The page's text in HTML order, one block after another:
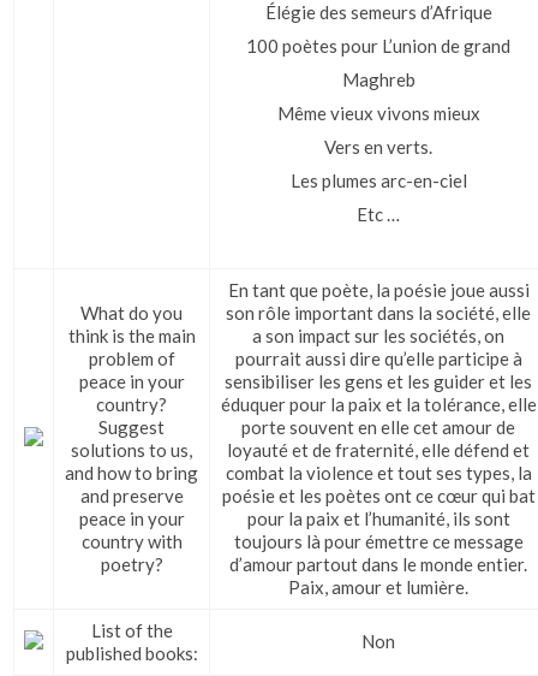
Élégie des semeurs d’Afrique
100 poètes pour L’union de grand
Maghreb
Même vieux vivons mieux
Vers en verts.
Les plumes arc-en-ciel
Etc …
What do you
think is the main
problem of
peace in your
country?
Suggest
solutions to us,
and how to bring
and preserve
peace in your
country with
poetry?
En tant que poète, la poésie joue aussi
son rôle important dans la société, elle
a son impact sur les sociétés, on
pourrait aussi dire qu’elle participe à
sensibiliser les gens et les guider et les
éduquer pour la paix et la tolérance, elle
porte souvent en elle cet amour de
loyauté et de fraternité, elle défend et
combat la violence et tout ses types, la
poésie et les poètes ont ce cœur qui bat
pour la paix et l’humanité, ils sont
toujours là pour émettre ce message
d’amour partout dans le monde entier.
Paix, amour et lumière.
List of the
published books:
Non